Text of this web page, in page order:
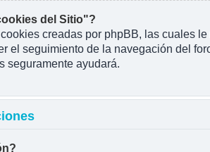
del Sitio"?
creadas por phpBB, las cuales
el seguimiento de la navegación del
seguramente ayudará.